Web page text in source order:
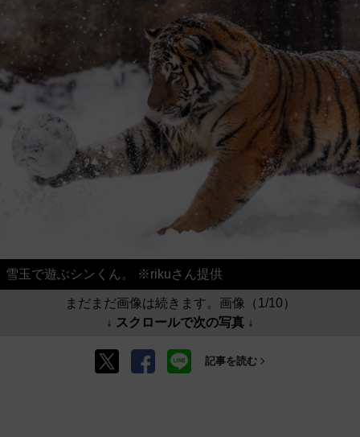
雪玉で遊ぶシンくん。 ※rikuさん提供
まだまだ画像は続きます。画像（1/10）
↓ スクロールで次の写真 ↓
記事を読む